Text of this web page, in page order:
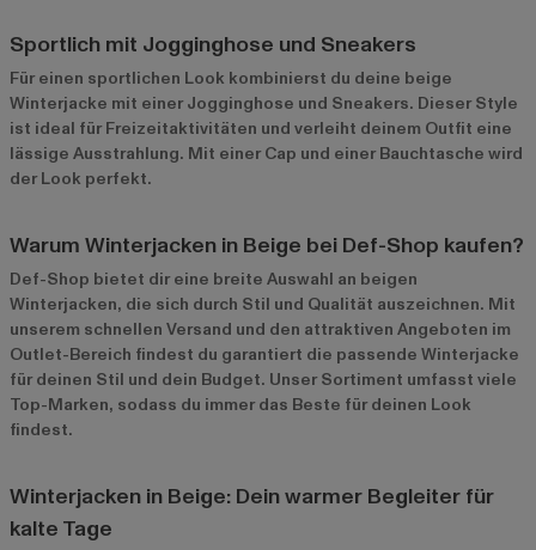
Sportlich mit Jogginghose und Sneakers
Für einen sportlichen Look kombinierst du deine beige
Winterjacke mit einer Jogginghose und Sneakers. Dieser Style
ist ideal für Freizeitaktivitäten und verleiht deinem Outfit eine
lässige Ausstrahlung. Mit einer Cap und einer Bauchtasche wird
der Look perfekt.
Warum Winterjacken in Beige bei Def-Shop kaufen?
Def-Shop bietet dir eine breite Auswahl an beigen
Winterjacken, die sich durch Stil und Qualität auszeichnen. Mit
unserem schnellen Versand und den attraktiven Angeboten im
Outlet-Bereich findest du garantiert die passende Winterjacke
für deinen Stil und dein Budget. Unser Sortiment umfasst viele
Top-Marken, sodass du immer das Beste für deinen Look
findest.
Winterjacken in Beige: Dein warmer Begleiter für
kalte Tage